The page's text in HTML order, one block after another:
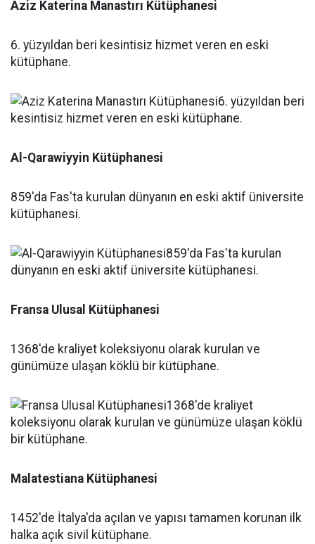
Aziz Katerina Manastırı Kütüphanesi
6. yüzyıldan beri kesintisiz hizmet veren en eski
kütüphane.
Al-Qarawiyyin Kütüphanesi
859'da Fas'ta kurulan dünyanın en eski aktif üniversite
kütüphanesi.
Fransa Ulusal Kütüphanesi
1368'de kraliyet koleksiyonu olarak kurulan ve
günümüze ulaşan köklü bir kütüphane.
Malatestiana Kütüphanesi
1452'de İtalya'da açılan ve yapısı tamamen korunan ilk
halka açık sivil kütüphane.